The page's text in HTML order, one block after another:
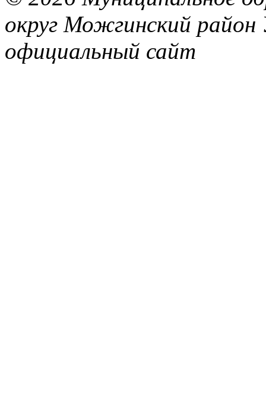
округ Можгинский район
официальный сайт